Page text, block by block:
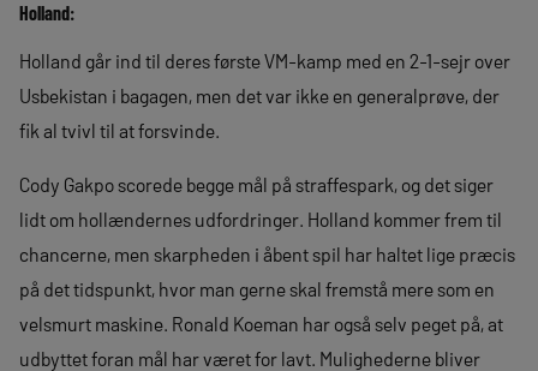
Holland:
Holland går ind til deres første VM-kamp med en 2-1-sejr over
Usbekistan i bagagen, men det var ikke en generalprøve, der
fik al tvivl til at forsvinde.
Cody Gakpo scorede begge mål på straffespark, og det siger
lidt om hollændernes udfordringer. Holland kommer frem til
chancerne, men skarpheden i åbent spil har haltet lige præcis
på det tidspunkt, hvor man gerne skal fremstå mere som en
velsmurt maskine. Ronald Koeman har også selv peget på, at
udbyttet foran mål har været for lavt. Mulighederne bliver